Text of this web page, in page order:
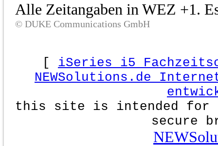
Alle Zeitangaben in WEZ +1.
© DUKE Communications GmbH
[ iSeries i5
NEWSolutions.de
this site is intended for
secure